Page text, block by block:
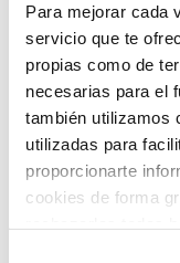
Para mejorar cada
servicio que te
propias como de
necesarias para el
también utilizamos
utilizadas para
proporcionarte
cookies de forma
julio 2025 (7)
junio 2025 (6)
mayo 2025(6)
abril 2025(8)